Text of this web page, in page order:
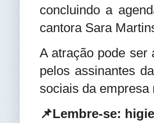
concluindo a
cantora Sara
A atração pode ser
pelos assinantes
sociais da
📌Lembre-se: